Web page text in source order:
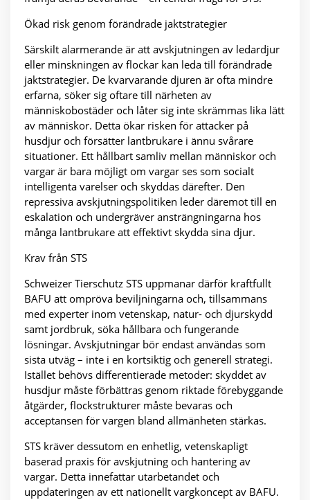
Ökad risk genom förändrade jaktstrategier
Särskilt alarmerande är att avskjutningen av ledardjur
eller minskningen av flockar kan leda till förändrade
jaktstrategier. De kvarvarande djuren är ofta mindre
erfarna, söker sig oftare till närheten av
människobostäder och låter sig inte skrämmas lika lätt
av människor. Detta ökar risken för attacker på
husdjur och försätter lantbrukare i ännu svårare
situationer. Ett hållbart samliv mellan människor och
vargar är bara möjligt om vargar ses som socialt
intelligenta varelser och skyddas därefter. Den
repressiva avskjutningspolitiken leder däremot till en
eskalation och undergräver ansträngningarna hos
många lantbrukare att effektivt skydda sina djur.
Krav från STS
Schweizer Tierschutz STS uppmanar därför kraftfullt
BAFU att ompröva beviljningarna och, tillsammans
med experter inom vetenskap, natur- och djurskydd
samt jordbruk, söka hållbara och fungerande
lösningar. Avskjutningar bör endast användas som
sista utväg – inte i en kortsiktig och generell strategi.
Istället behövs differentierade metoder: skyddet av
husdjur måste förbättras genom riktade förebyggande
åtgärder, flockstrukturer måste bevaras och
acceptansen för vargen bland allmänheten stärkas.
STS kräver dessutom en enhetlig, vetenskapligt
baserad praxis för avskjutning och hantering av
vargar. Detta innefattar utarbetandet och
uppdateringen av ett nationellt vargkoncept av BAFU.